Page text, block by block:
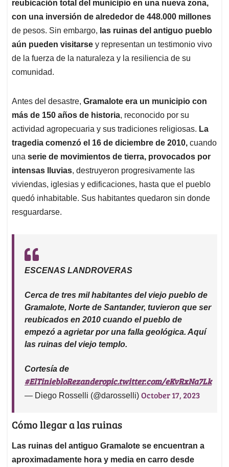
reubicación total del municipio en una nueva zona,
con una inversión de alrededor de 448.000 millones
de pesos. Sin embargo, las ruinas del antiguo pueblo
aún pueden visitarse y representan un testimonio vivo
de la fuerza de la naturaleza y la resiliencia de su
comunidad.
Antes del desastre, Gramalote era un municipio con
más de 150 años de historia, reconocido por su
actividad agropecuaria y sus tradiciones religiosas. La
tragedia comenzó el 16 de diciembre de 2010, cuando
una serie de movimientos de tierra, provocados por
intensas lluvias, destruyeron progresivamente las
viviendas, iglesias y edificaciones, hasta que el pueblo
quedó inhabitable. Sus habitantes quedaron sin donde
resguardarse.
ESCENAS LANDROVERAS
Cerca de tres mil habitantes del viejo pueblo de
Gramalote, Norte de Santander, tuvieron que ser
reubicados en 2010 cuando el pueblo de
empezó a agrietar por una falla geológica. Aquí
las ruinas del viejo templo.
Cortesía de
#ElTiniebloRezanderopic.twitter.com/eKvRxNa7Lk
— Diego Rosselli (@darosselli) October 17, 2023
Cómo llegar a las ruinas
Las ruinas del antiguo Gramalote se encuentran a
aproximadamente hora y media en carro desde